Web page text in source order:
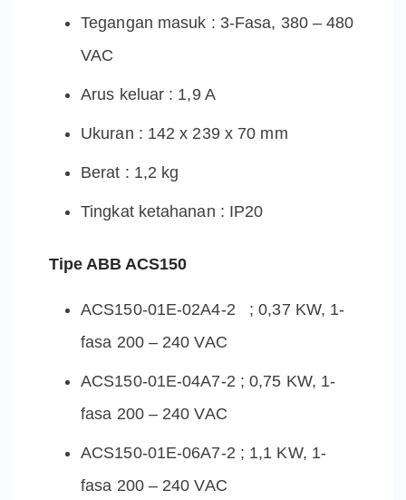
Tegangan masuk : 3-Fasa, 380 – 480
VAC
Arus keluar : 1,9 A
Ukuran : 142 x 239 x 70 mm
Berat : 1,2 kg
Tingkat ketahanan : IP20
Tipe ABB ACS150
ACS150-01E-02A4-2 ; 0,37 KW, 1-
fasa 200 – 240 VAC
ACS150-01E-04A7-2 ; 0,75 KW, 1-
fasa 200 – 240 VAC
ACS150-01E-06A7-2 ; 1,1 KW, 1-
fasa 200 – 240 VAC